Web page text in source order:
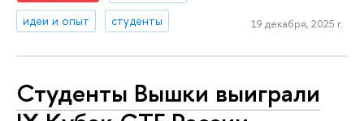
идеи и опыт
студенты 19 декабря, 2025 г.
Студенты Вышки выиграли